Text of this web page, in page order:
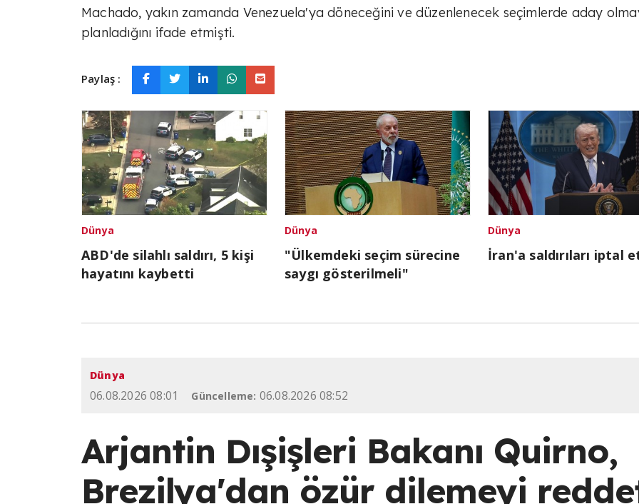
Machado, yakın zamanda Venezuela'ya döneceğini ve düzenlenecek seçimlerde aday
planladığını ifade etmişti.
Paylaş :
Dünya
ABD'de silahlı saldırı, 5 kişi
hayatını kaybetti
Dünya
"Ülkemdeki seçim sürecine
saygı gösterilmeli"
Dünya
İran'a saldırıları iptal
Dünya
06.08.2026 08:01 Güncelleme: 06.08.2026 08:52
Arjantin Dışişleri Bakanı Quirno,
Brezilya'dan özür dilemeyi